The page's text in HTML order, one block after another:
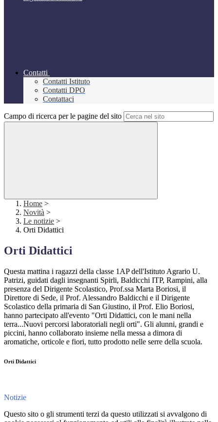
Contatti
Contatti Istituto
Contatti DPO
Contattaci
Campo di ricerca per le pagine del sito
Home >
Novità >
Le notizie >
Orti Didattici
Orti Didattici
Questa mattina i ragazzi della classe 1AP dell'Istituto Agrario U.
Patrizi, guidati dagli insegnanti Spirli, Baldicchi ITP, Rampini, alla
presenza del Dirigente Scolastico, Prof.ssa Marta Boriosi, il
Direttore di Sede, il Prof. Alessandro Baldicchi e il Dirigente
Scolastico della primaria di San Giustino, il Prof. Elio Boriosi,
hanno partecipato all'evento "Orti Didattici, con le mani nella
terra...Nuovi percorsi laboratoriali negli orti". Gli alunni, grandi e
piccini, hanno collaborato insieme nella messa a dimora di
aromatiche, orticole e fiori, tutto prodotto nelle serre della scuola.
Orti Didattici
Notizie
Questo sito o gli strumenti terzi da questo utilizzati si avvalgono di